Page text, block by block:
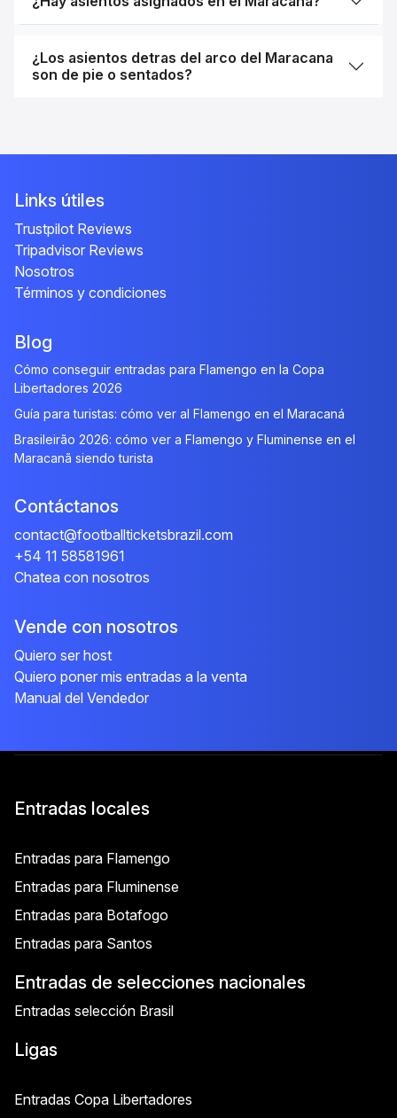
¿Los asientos detras del arco del Maracana
son de pie o sentados?
Links útiles
Trustpilot Reviews
Tripadvisor Reviews
Nosotros
Términos y condiciones
Blog
Cómo conseguir entradas para Flamengo en la Copa
Libertadores 2026
Guía para turistas: cómo ver al Flamengo en el Maracaná
Brasileirão 2026: cómo ver a Flamengo y Fluminense en el
Maracanã siendo turista
Contáctanos
contact@footballticketsbrazil.com
+54 11 58581961
Chatea con nosotros
Vende con nosotros
Quiero ser host
Quiero poner mis entradas a la venta
Manual del Vendedor
Entradas locales
Entradas para Flamengo
Entradas para Fluminense
Entradas para Botafogo
Entradas para Santos
Entradas de selecciones nacionales
Entradas selección Brasil
Ligas
Entradas Copa Libertadores